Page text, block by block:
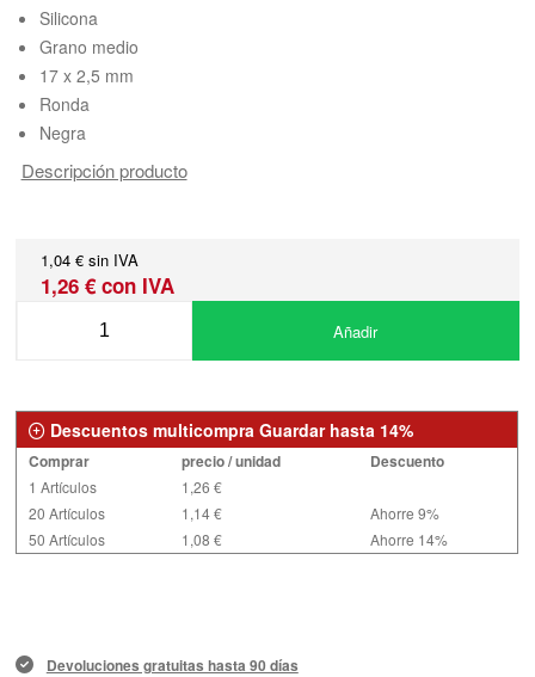
Silicona
Grano medio
17 x 2,5 mm
Ronda
Negra
Descripción producto
1,04 € sin IVA
1,26 € con IVA
Añadir
Descuentos multicompra Guardar hasta 14%
Comprar precio / unidad Descuento
1 Artículos
1,26 €
20 Artículos
1,14 €
Ahorre 9%
50 Artículos
1,08 € Ahorre 14%
Devoluciones gratuitas hasta 90 días